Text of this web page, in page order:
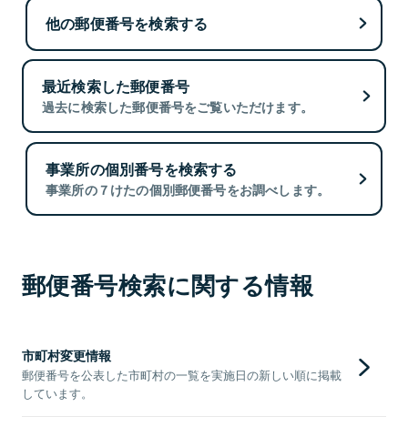
他の郵便番号を検索する
最近検索した郵便番号
過去に検索した郵便番号をご覧いただけます。
事業所の個別番号を検索する
事業所の７けたの個別郵便番号をお調べします。
郵便番号検索に関する情報
市町村変更情報
郵便番号を公表した市町村の一覧を実施日の新しい順に掲載
しています。